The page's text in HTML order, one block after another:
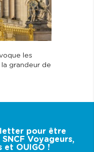
les
grandeur de
pour être
Voyageurs,
et OUIGO !